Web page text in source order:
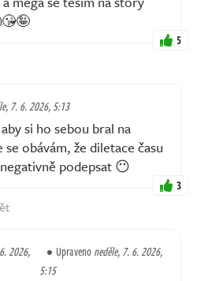
5
7. 6. 2026, 5:13
si ho sebou bral na
obávám, že diletace času
podepsat 😶
3
2026,
Upravenoneděle, 7. 6. 2026,
5:15